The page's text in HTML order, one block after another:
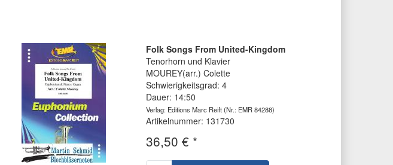
Folk Songs From United-Kingdom
Tenorhorn und Klavier
MOUREY(arr.) Colette
Schwierigkeitsgrad: 4
Dauer: 14:50
Verlag: Editions Marc Reift(Nr.: EMR 84288)
Artikelnummer: 131730
36,50 € *